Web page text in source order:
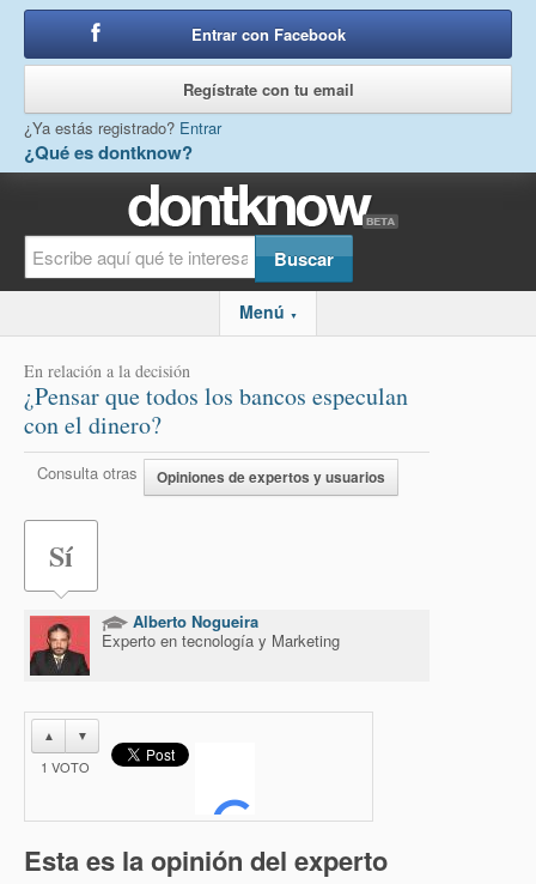
¿Qué es dontknow?
Entrar con Facebook
Regístrate con tu email
¿Ya estás registrado? Entrar
Menú ▼
En relación a la decisión
¿Pensar que todos los bancos especulan
con el dinero?
Consulta otras Opiniones de expertos y usuarios
Sí
Alberto Nogueira
Experto en tecnología y Marketing
▲ ▼
1 VOTO
Esta es la opinión del experto